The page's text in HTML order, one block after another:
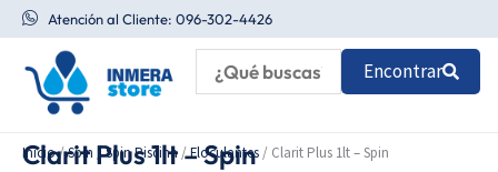
al
contenido
Atención al Cliente: 096-302-4426
Encontrar
Inicio/Spin /Spin Piscina /Floculantes / Clarit Plus 1lt – Spin
Clarit Plus 1lt – Spin